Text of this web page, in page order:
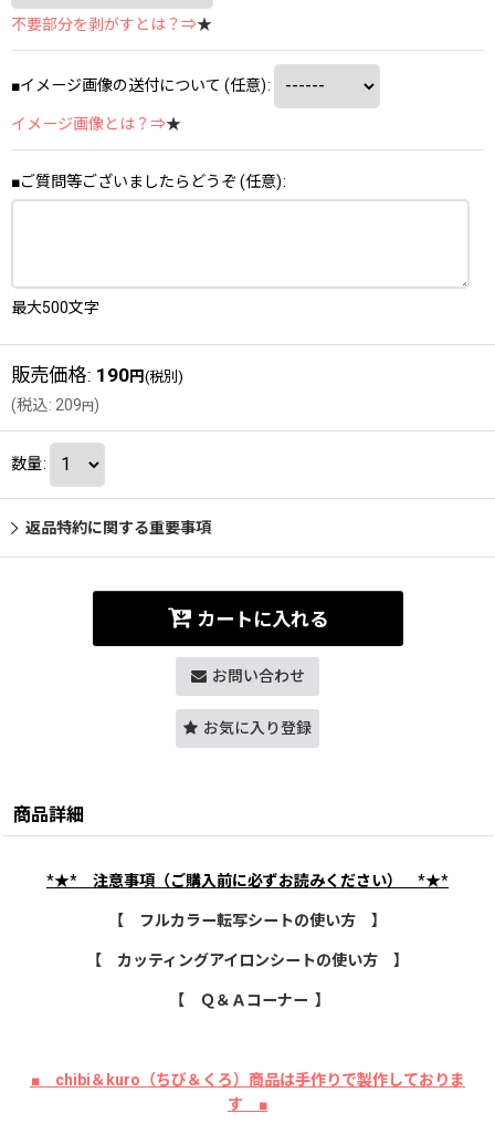
不要部分を剥がすとは？⇒★
■イメージ画像の送付について (任意):
イメージ画像とは？⇒★
■ご質問等ございましたらどうぞ (任意):
最大500文字
販売価格: 190円 (税別)
(税込: 209円)
数量:
返品特約に関する重要事項
カートに入れる
お問い合わせ
お気に入り登録
商品詳細
*★* 注意事項（ご購入前に必ずお読みください） *★*
【 フルカラー転写シートの使い方 】
【 カッティングアイロンシートの使い方 】
【 Ｑ＆Ａコーナー 】
■ chibi＆kuro（ちび＆くろ）商品は手作りで製作しておりま
す ■